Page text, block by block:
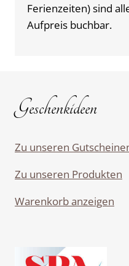
Ferienzeiten) sind
Aufpreis buchbar.
Geschenkideen
Zu unseren
Zu unseren Produkten
Warenkorb anzeigen